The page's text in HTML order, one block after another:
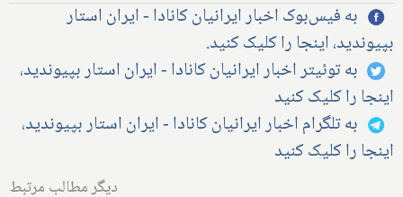
به فیس‌بوک اخبار ایرانیان کانادا - ایران استار
بپیوندید، اینجا را کلیک کنید.
به توئیتر اخبار ایرانیان کانادا - ایران استار بپیوندید،
اینجا را کلیک کنید
به تلگرام اخبار ایرانیان کانادا - ایران استار بپیوندید،
اینجا را کلیک کنید
دیگر مطالب مرتبط